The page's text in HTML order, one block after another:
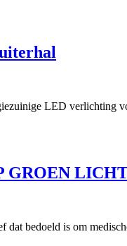
LED verlichting
GROEN
dat bedoeld is om